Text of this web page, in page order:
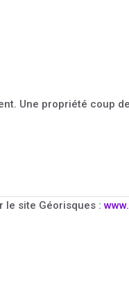
Une propriété coup
le site Géorisques :